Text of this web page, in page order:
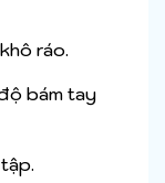
ráo.
bám tay